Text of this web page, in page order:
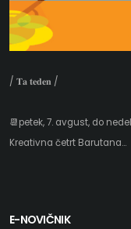
/ 𝐓𝐚 𝐭𝐞𝐝𝐞𝐧 /
📆petek, 7. avgust, do
Kreativna četrt Barutana...
E-NOVIČNIK